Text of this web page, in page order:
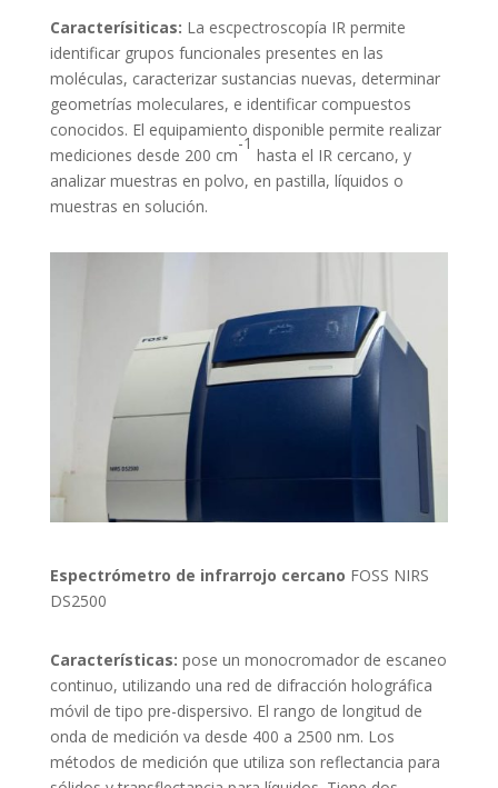
Caracterísiticas: La escpectroscopía IR permite
identificar grupos funcionales presentes en las
moléculas, caracterizar sustancias nuevas, determinar
geometrías moleculares, e identificar compuestos
conocidos. El equipamiento disponible permite realizar
mediciones desde 200 cm
-1
hasta el IR cercano, y
analizar muestras en polvo, en pastilla, líquidos o
muestras en solución.
Espectrómetro de infrarrojo cercano FOSS NIRS
DS2500
Características: pose un monocromador de escaneo
continuo, utilizando una red de difracción holográfica
móvil de tipo pre-dispersivo. El rango de longitud de
onda de medición va desde 400 a 2500 nm. Los
métodos de medición que utiliza son reflectancia para